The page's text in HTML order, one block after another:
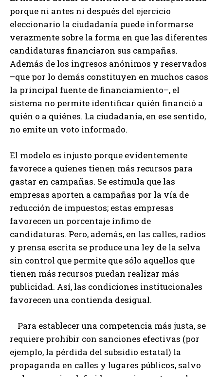
porque ni antes ni después del ejercicio
eleccionario la ciudadanía puede informarse
verazmente sobre la forma en que las diferentes
candidaturas financiaron sus campañas.
Además de los ingresos anónimos y reservados
–que por lo demás constituyen en muchos casos
la principal fuente de financiamiento–, el
sistema no permite identificar quién financió a
quién o a quiénes. La ciudadanía, en ese sentido,
no emite un voto informado.
El modelo es injusto porque evidentemente
favorece a quienes tienen más recursos para
gastar en campañas. Se estimula que las
empresas aporten a campañas por la vía de
reducción de impuestos; estas empresas
favorecen un porcentaje ínfimo de
candidaturas. Pero, además, en las calles, radios
y prensa escrita se produce una ley de la selva
sin control que permite que sólo aquellos que
tienen más recursos puedan realizar más
publicidad. Así, las condiciones institucionales
favorecen una contienda desigual.
Para establecer una competencia más justa, se
requiere prohibir con sanciones efectivas (por
ejemplo, la pérdida del subsidio estatal) la
propaganda en calles y lugares públicos, salvo